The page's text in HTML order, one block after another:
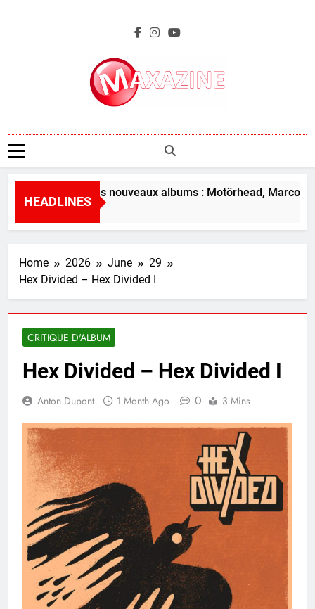
Maxazine.fr
HEADLINES
L’aperçu des nouveaux albums : Motörhead, Marco
16 Hours Ago
Home 2026 June
29
Hex Divided – Hex Divided I
CRITIQUE D'ALBUM
Hex Divided – Hex Divided I
Anton Dupont 1 Month Ago 0 3 Mins